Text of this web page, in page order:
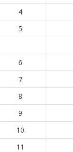
4
5
6
7
8
9
10
11